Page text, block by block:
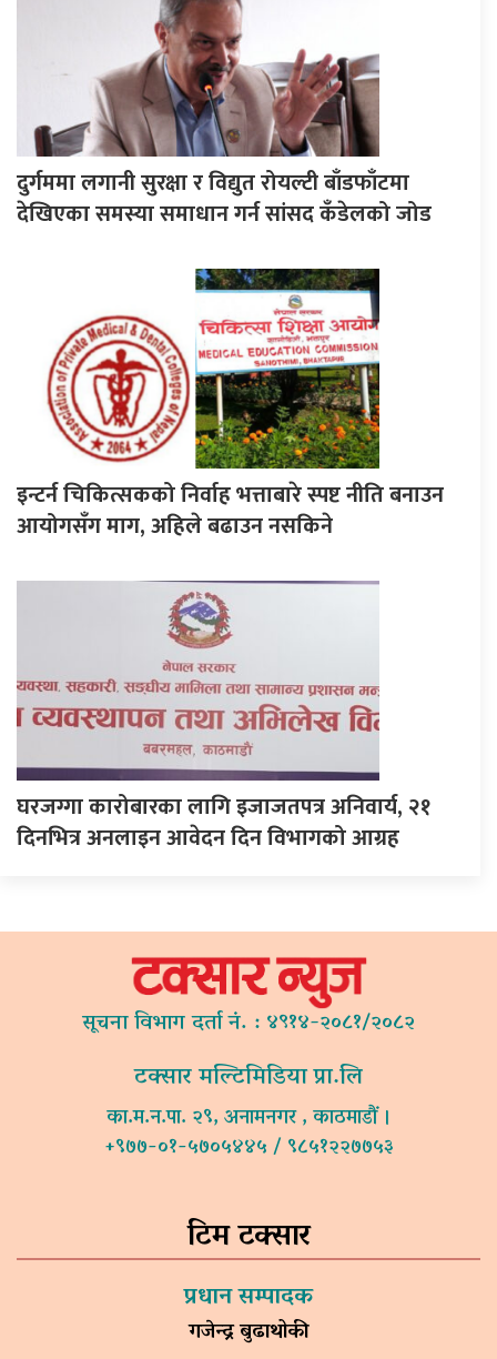
दुर्गममा लगानी सुरक्षा र विद्युत रोयल्टी बाँडफाँटमा
देखिएका समस्या समाधान गर्न सांसद कँडेलको जोड
इन्टर्न चिकित्सकको निर्वाह भत्ताबारे स्पष्ट नीति बनाउन
आयोगसँग माग, अहिले बढाउन नसकिने
घरजग्गा कारोबारका लागि इजाजतपत्र अनिवार्य, २१
दिनभित्र अनलाइन आवेदन दिन विभागको आग्रह
सूचना विभाग दर्ता नं. : ४९१४-२०८१/२०८२
टक्सार मल्टिमिडिया प्रा.लि
का.म.न.पा. २९, अनामनगर , काठमाडौं ।
+९७७-०१-५७०५४४५ / ९८५१२२७७५३
टिम टक्सार
प्रधान सम्पादक
गजेन्द्र बुढाथोकी